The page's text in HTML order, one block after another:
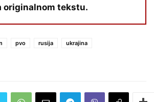
originalnom tekstu.
pvo rusija
ukrajina